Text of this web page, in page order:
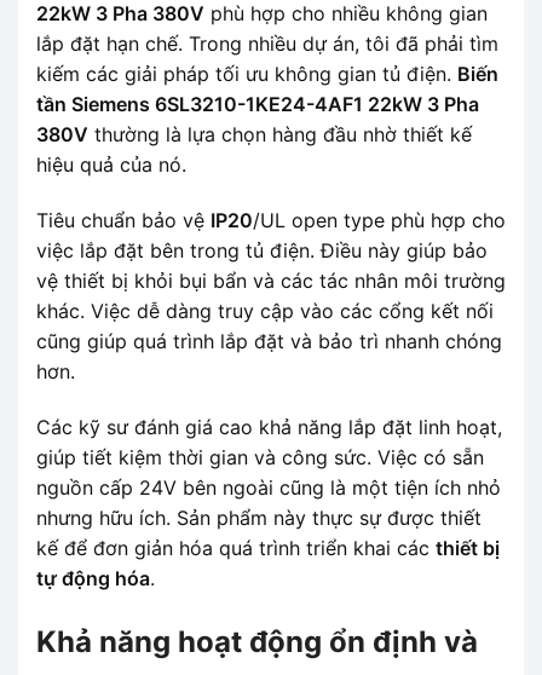
22kW 3 Pha 380V phù hợp cho nhiều không gian
lắp đặt hạn chế. Trong nhiều dự án, tôi đã phải tìm
kiếm các giải pháp tối ưu không gian tủ điện. Biến
tần Siemens 6SL3210-1KE24-4AF1 22kW 3 Pha
380V thường là lựa chọn hàng đầu nhờ thiết kế
hiệu quả của nó.
Tiêu chuẩn bảo vệ IP20/UL open type phù hợp cho
việc lắp đặt bên trong tủ điện. Điều này giúp bảo
vệ thiết bị khỏi bụi bẩn và các tác nhân môi trường
khác. Việc dễ dàng truy cập vào các cổng kết nối
cũng giúp quá trình lắp đặt và bảo trì nhanh chóng
hơn.
Các kỹ sư đánh giá cao khả năng lắp đặt linh hoạt,
giúp tiết kiệm thời gian và công sức. Việc có sẵn
nguồn cấp 24V bên ngoài cũng là một tiện ích nhỏ
nhưng hữu ích. Sản phẩm này thực sự được thiết
kế để đơn giản hóa quá trình triển khai các thiết bị
tự động hóa.
Khả năng hoạt động ổn định và